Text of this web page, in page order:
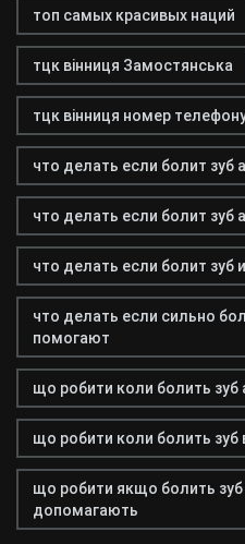
топ самых красивых наций
тцк вінниця Замостянська
тцк вінниця номер
что делать если болит зуб
что делать если болит зуб
что делать если болит зуб
что делать если сильно
помогают
що робити коли болить зуб
що робити коли болить зуб
що робити якщо болить зуб
допомагають